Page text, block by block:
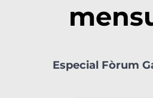
Especial Fòrum